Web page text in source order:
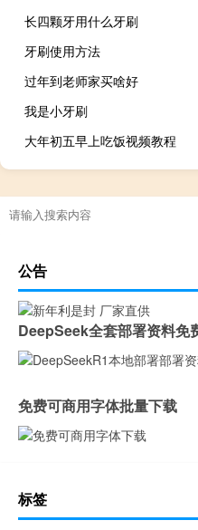
长四颗牙用什么牙刷
牙刷使用方法
过年到老师家买啥好
我是小牙刷
大年初五早上吃饭视频教程
公告
DeepSeek全套部署资料免
免费可商用字体批量下载
标签